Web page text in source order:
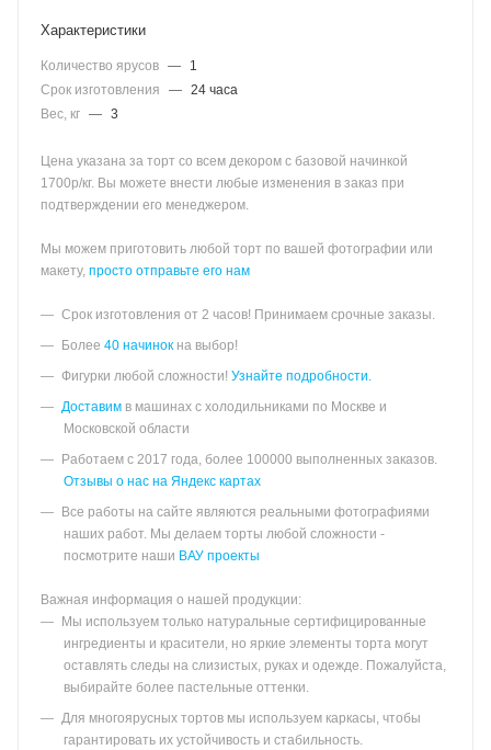
Характеристики
Количество ярусов —
1
Срок изготовления
— 24 часа
Вес, кг — 3
Цена указана за торт со всем декором с базовой начинкой
1700р/кг. Вы можете внести любые изменения в заказ при
подтверждении его менеджером.
Мы можем приготовить любой торт по вашей фотографии или
макету, просто отправьте его нам
Срок изготовления от 2 часов! Принимаем срочные заказы.
Более 40 начинок на выбор!
Фигурки любой сложности! Узнайте подробности.
Доставим в машинах с холодильниками по Москве и
Московской области
Работаем с 2017 года, более 100000 выполненных заказов.
Отзывы о нас на Яндекс картах
Все работы на сайте являются реальными фотографиями
наших работ. Мы делаем торты любой сложности -
посмотрите наши ВАУ проекты
Важная информация о нашей продукции:
Мы используем только натуральные сертифицированные
ингредиенты и красители, но яркие элементы торта могут
оставлять следы на слизистых, руках и одежде. Пожалуйста,
выбирайте более пастельные оттенки.
Для многоярусных тортов мы используем каркасы, чтобы
гарантировать их устойчивость и стабильность.